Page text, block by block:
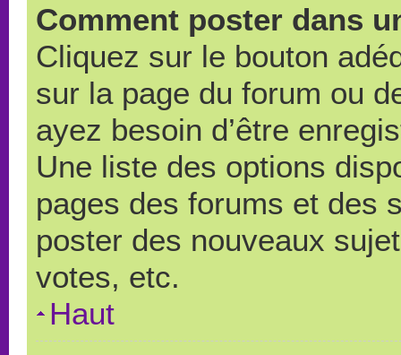
Comment poster dans
Cliquez sur le bouton
sur la page du forum ou
ayez besoin d’être
Une liste des options
pages des forums et des
poster des nouveaux
votes, etc.
Haut